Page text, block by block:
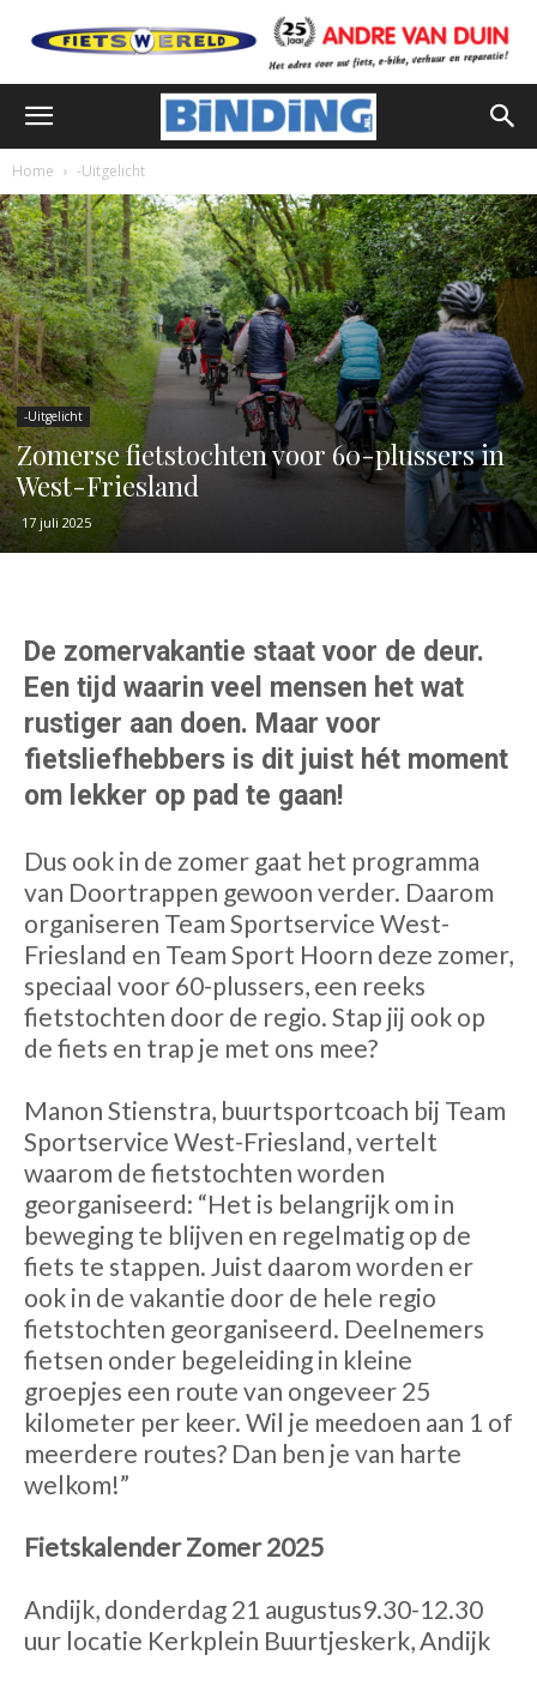
Home -Uitgelicht
-Uitgelicht
Zomerse fietstochten voor 60-plussers in
West-Friesland
17 juli 2025
De zomervakantie staat voor de deur.
Een tijd waarin veel mensen het wat
rustiger aan doen. Maar voor
fietsliefhebbers is dit juist hét moment
om lekker op pad te gaan!
Dus ook in de zomer gaat het programma
van Doortrappen gewoon verder. Daarom
organiseren Team Sportservice West-
Friesland en Team Sport Hoorn deze zomer,
speciaal voor 60-plussers, een reeks
fietstochten door de regio. Stap jij ook op
de fiets en trap je met ons mee?
Manon Stienstra, buurtsportcoach bij Team
Sportservice West-Friesland, vertelt
waarom de fietstochten worden
georganiseerd: “Het is belangrijk om in
beweging te blijven en regelmatig op de
fiets te stappen. Juist daarom worden er
ook in de vakantie door de hele regio
fietstochten georganiseerd. Deelnemers
fietsen onder begeleiding in kleine
groepjes een route van ongeveer 25
kilometer per keer. Wil je meedoen aan 1 of
meerdere routes? Dan ben je van harte
welkom!”
Fietskalender Zomer 2025
Andijk, donderdag 21 augustus9.30-12.30
uur locatie Kerkplein Buurtjeskerk, Andijk